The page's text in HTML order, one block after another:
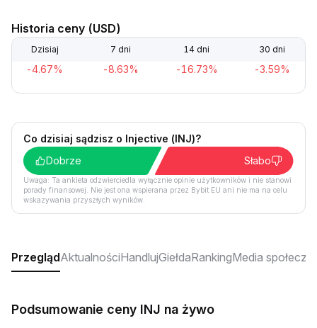
Historia ceny (USD)
Dzisiaj 7 dni 14 dni 30 dni
-4.67% -8.63% -16.73% -3.59%
Co dzisiaj sądzisz o Injective (INJ)?
Dobrze
Słabo
Uwaga: Ta ankieta odzwierciedla wyłącznie opinie użytkowników i nie stanowi
porady finansowej. Nie jest ona wspierana przez Bybit EU ani nie ma na celu
wskazywania przyszłych wyników.
PrzeglądAktualnościHandlujGiełdaRankingMedia
Podsumowanie ceny INJ na żywo